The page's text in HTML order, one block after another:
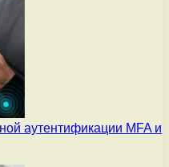
аутентификации MFA и